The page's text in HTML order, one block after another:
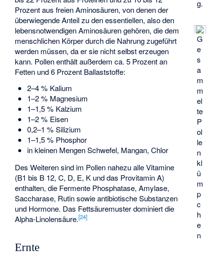
g.
G
e
s
a
m
m
el
te
P
ol
le
n
kl
ü
m
p
c
h
e
n
Prozent aus freien Aminosäuren, von denen der
überwiegende Anteil zu den essentiellen, also den
lebensnotwendigen Aminosäuren gehören, die dem
menschlichen Körper durch die Nahrung zugeführt
werden müssen, da er sie nicht selbst erzeugen
kann. Pollen enthält außerdem ca. 5 Prozent an
Fetten und 6 Prozent Ballaststoffe:
2–4 % Kalium
1–2 % Magnesium
1–1,5 % Kalzium
1–2 % Eisen
0,2–1 % Silizium
1–1,5 % Phosphor
in kleinen Mengen Schwefel, Mangan, Chlor
Des Weiteren sind im Pollen nahezu alle Vitamine
(B1 bis B 12, C, D, E, K und das Provitamin A)
enthalten, die Fermente Phosphatase, Amylase,
Saccharase, Rutin sowie antibiotische Substanzen
und Hormone. Das Fettsäuremuster dominiert die
Alpha-Linolensäure.[24]
Ernte